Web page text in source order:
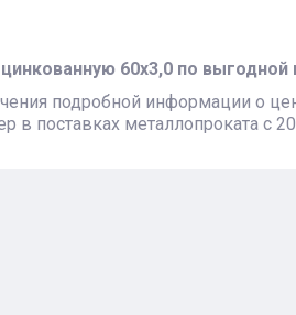
60х3,0 по выгодной
подробной информации о
в поставках металлопроката с